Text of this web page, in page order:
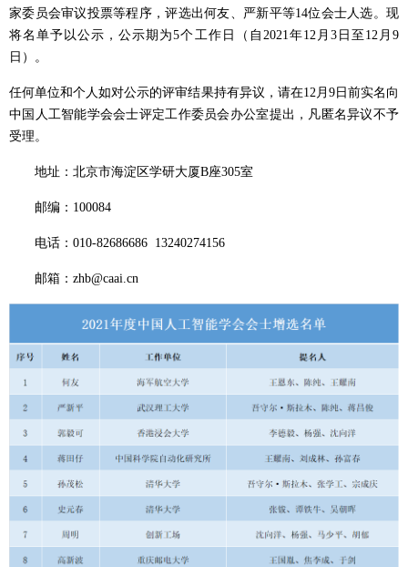
家委员会审议投票等程序，评选出何友、严新平等14位会士人选。现
将名单予以公示，公示期为5个工作日（自2021年12月3日至12月9
日）。
任何单位和个人如对公示的评审结果持有异议，请在12月9日前实名向
中国人工智能学会会士评定工作委员会办公室提出，凡匿名异议不予
受理。
地址：北京市海淀区学研大厦B座305室
邮编：100084
电话：010-82686686  13240274156
邮箱：zhb@caai.cn